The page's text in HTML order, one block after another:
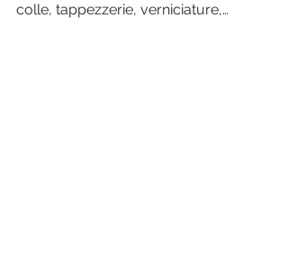
colle, tappezzerie, verniciature,…